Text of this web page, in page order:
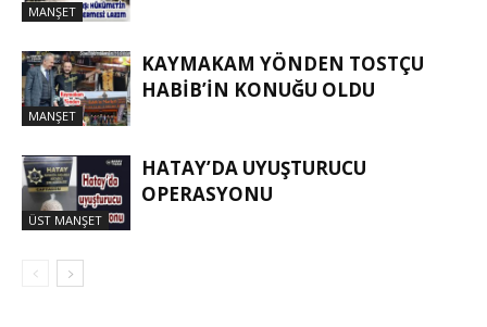
MANŞET
MANŞET
KAYMAKAM YÖNDEN TOSTÇU
HABIB’IN KONUĞU OLDU
ÜST MANŞET
HATAY’DA UYUŞTURUCU
OPERASYONU